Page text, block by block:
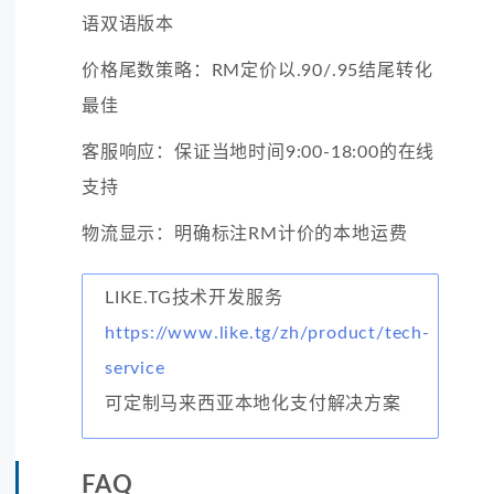
语双语版本
价格尾数策略：RM定价以.90/.95结尾转化
最佳
客服响应：保证当地时间9:00-18:00的在线
支持
物流显示：明确标注RM计价的本地运费
LIKE.TG技术开发服务
https://www.like.tg/zh/product/tech-
service
可定制马来西亚本地化支付解决方案
FAQ